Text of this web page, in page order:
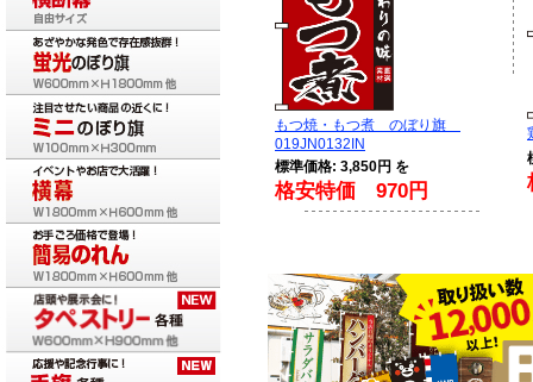
もつ焼・もつ煮 のぼり旗
019JN0132IN
標準価格: 3,850円 を
格安特価 970円